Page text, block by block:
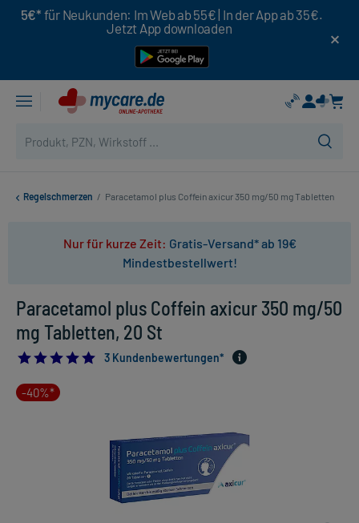
5€* für Neukunden: Im Web ab 55€ | In der App ab 35€.
Jetzt App downloaden
Regelschmerzen / Paracetamol plus Coffein axicur 350 mg/50 mg Tabletten
Nur für kurze Zeit: Gratis-Versand* ab 19€
Mindestbestellwert!
Paracetamol plus Coffein axicur 350 mg/50
mg Tabletten, 20 St
5.0
3 Kundenbewertungen*
-40%*